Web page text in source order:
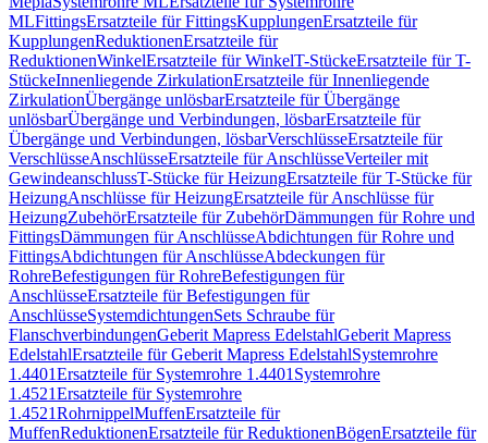
MLFittingsErsatzteile für FittingsKupplungenErsatzteile für
KupplungenReduktionenErsatzteile für
ReduktionenWinkelErsatzteile für WinkelT-StückeErsatzteile für T-
StückeInnenliegende ZirkulationErsatzteile für Innenliegende
ZirkulationÜbergänge unlösbarErsatzteile für Übergänge
unlösbarÜbergänge und Verbindungen, lösbarErsatzteile für
Übergänge und Verbindungen, lösbarVerschlüsseErsatzteile für
VerschlüsseAnschlüsseErsatzteile für AnschlüsseVerteiler mit
GewindeanschlussT-Stücke für HeizungErsatzteile für T-Stücke für
HeizungAnschlüsse für HeizungErsatzteile für Anschlüsse für
HeizungZubehörErsatzteile für ZubehörDämmungen für Rohre und
FittingsDämmungen für AnschlüsseAbdichtungen für Rohre und
FittingsAbdichtungen für AnschlüsseAbdeckungen für
RohreBefestigungen für RohreBefestigungen für
AnschlüsseErsatzteile für Befestigungen für
AnschlüsseSystemdichtungenSets Schraube für
FlanschverbindungenGeberit Mapress EdelstahlGeberit Mapress
EdelstahlErsatzteile für Geberit Mapress EdelstahlSystemrohre
1.4401Ersatzteile für Systemrohre 1.4401 Systemrohre
1.4521Ersatzteile für Systemrohre
1.4521RohrnippelMuffenErsatzteile für
MuffenReduktionenErsatzteile für ReduktionenBögenErsatzteile für